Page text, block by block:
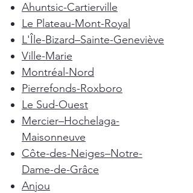
Ahuntsic-Cartierville
Le Plateau-Mont-Royal
L'Île-Bizard–Sainte-Geneviève
Ville-Marie
Montréal-Nord
Pierrefonds-Roxboro
Le Sud-Ouest
Mercier–Hochelaga-
Maisonneuve
Côte-des-Neiges–Notre-
Dame-de-Grâce
Anjou